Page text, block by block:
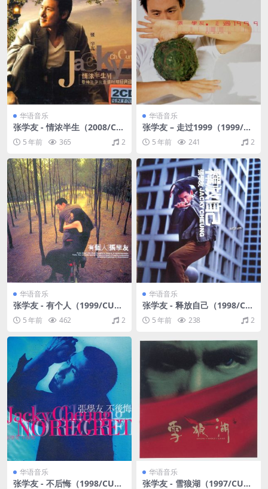
华语音乐
张学友 - 情浓半生（2008/CU
E+APE/整轨/786M）
5 年前 365 2
华语音乐
张学友 – 走过1999（1999/C
UE+APE/整轨/271M）
5 年前 241 2
华语音乐
张学友 - 有个人（1999/CUE+
APE/整轨/235M）
5 年前 462 2
华语音乐
张学友 - 释放自己（1998/CU
E+APE/整轨/240M）
5 年前 238 2
华语音乐
张学友 - 不后悔（1998/CUE+
华语音乐
张学友 - 雪狼湖（1997/CUE+